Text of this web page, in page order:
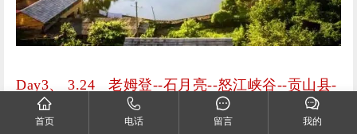
Day3、 3.24 老姆登--石月亮--怒江峡谷--贡山县-
早起观皇冠峰日照金山、怒江大峡谷晨景，层次分
明，富有中国画意境：这里高山环抱，云雾缭绕，对岸
首页 电话 留言 我的